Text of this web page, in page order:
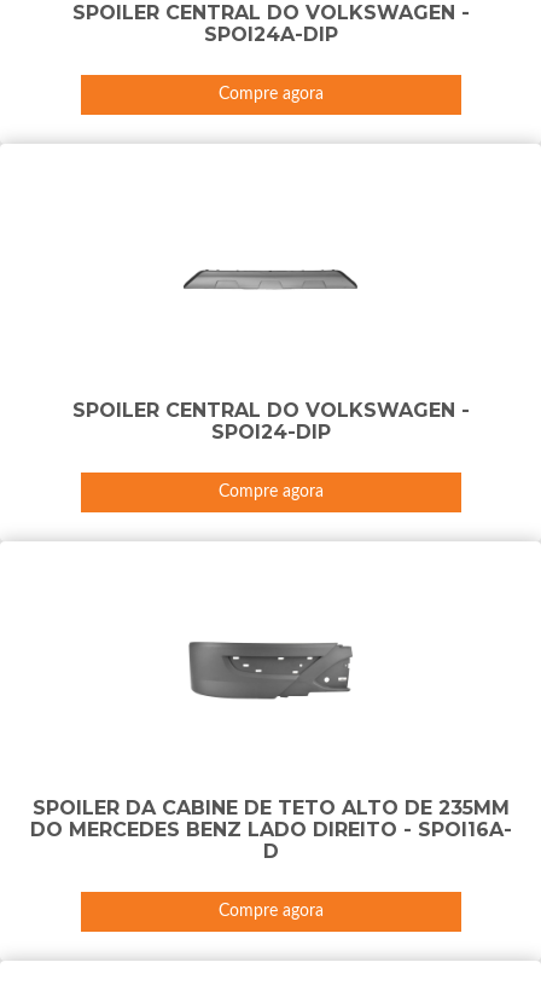
SPOILER CENTRAL DO VOLKSWAGEN -
SPOI24A-DIP
Compre agora
SPOILER CENTRAL DO VOLKSWAGEN -
SPOI24-DIP
Compre agora
SPOILER DA CABINE DE TETO ALTO DE 235MM
DO MERCEDES BENZ LADO DIREITO - SPOI16A-
D
Compre agora